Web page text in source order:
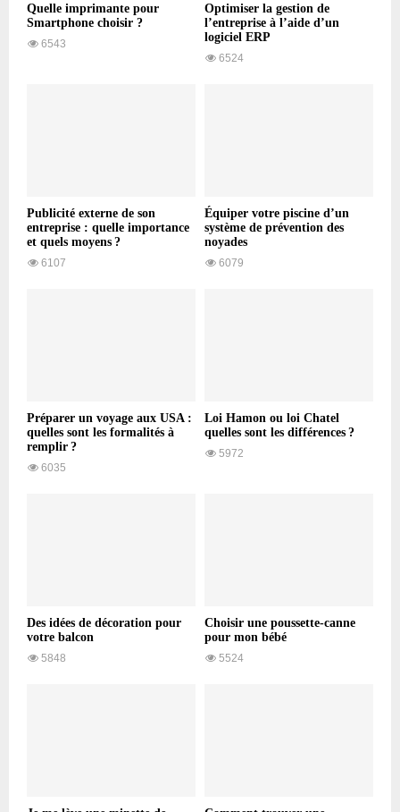
Quelle imprimante pour
Smartphone choisir ?
6543
Optimiser la gestion de
l’entreprise à l’aide d’un
logiciel ERP
6524
Publicité externe de son
entreprise : quelle importance
et quels moyens ?
6107
Équiper votre piscine d’un
système de prévention des
noyades
6079
Préparer un voyage aux USA :
quelles sont les formalités à
remplir ?
6035
Loi Hamon ou loi Chatel
quelles sont les différences ?
5972
Des idées de décoration pour
votre balcon
5848
Choisir une poussette-canne
pour mon bébé
5524